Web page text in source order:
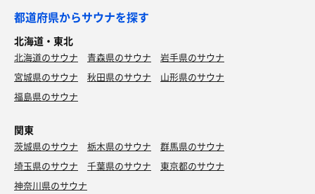
都道府県からサウナを探す
北海道・東北
北海道のサウナ 青森県のサウナ
岩手県のサウナ
宮城県のサウナ
秋田県のサウナ
山形県のサウナ
福島県のサウナ
関東
茨城県のサウナ 栃木県のサウナ
群馬県のサウナ
埼玉県のサウナ
千葉県のサウナ
東京都のサウナ
神奈川県のサウナ